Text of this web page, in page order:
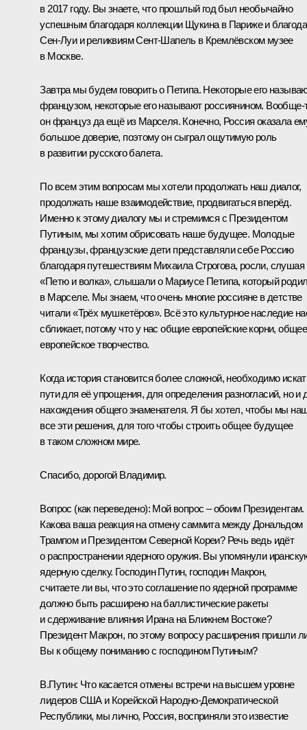
в 2017 году. Вы знаете, что прошлый год был необычайно
успешным благодаря коллекции Щукина в Париже и
Сен-Луи и реликвиям Сент-Шапель в Кремлёвском музее
в Москве.
Завтра мы будем говорить о Петипа. Некоторые его
французом, некоторые его называют россиянином.
он француз да ещё из Марселя. Конечно, Россия оказала
большое доверие, поэтому он сыграл ощутимую роль
в развитии русского балета.
По всем этим вопросам мы хотели продолжать наш диалог,
продолжать наше взаимодействие, продвигаться вперёд.
Именно к этому диалогу мы и стремимся с Президентом
Путиным, мы хотим обрисовать наше будущее. Молодые
французы, французские дети представляли себе Россию
благодаря путешествиям Михаила Строгова, росли, слушая
«Петю и волка», слышали о Мариусе Петипа, который
в Марселе. Мы знаем, что очень многие россияне в детстве
читали «Трёх мушкетёров». Всё это культурное наследие
сближает, потому что у нас общие европейские корни, общее
европейское творчество.
Когда история становится более сложной, необходимо
пути для её упрощения, для определения разногласий, но и
нахождения общего знаменателя. Я бы хотел, чтобы мы
все эти решения, для того чтобы строить общее будущее
в таком сложном мире.
Спасибо, дорогой Владимир.
Вопрос (как переведено): Мой вопрос – обоим Президентам.
Какова ваша реакция на отмену саммита междуДональдом
Трампоми Президентом Северной Кореи? Речь ведь идёт
о распространении ядерного оружия. Вы упомянули
ядерную сделку. Господин Путин, господин Макрон,
считаете ли вы, что это соглашение по ядерной программе
должно быть расширено на баллистические ракеты
и сдерживание влияния Ирана на Ближнем Востоке?
Президент Макрон, по этому вопросу расширения пришли
Вы к общему пониманию с господином Путиным?
В.Путин: Что касается отмены встречи на высшем уровне
лидеров США и Корейской Народно-Демократической
Республики, мы лично, Россия, восприняли это известие